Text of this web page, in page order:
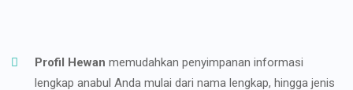
Profil Hewan memudahkan penyimpanan informasi
lengkap anabul Anda mulai dari nama lengkap, hingga jenis